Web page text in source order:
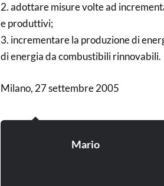
2. adottare misure volte ad
e produttivi;
3. incrementare la produzione di
di energia da combustibili rinnovabili.
Milano, 27 settembre 2005
Mario